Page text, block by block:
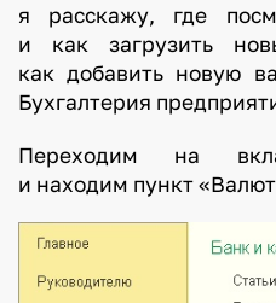
я расскажу, где
и как загрузить
как добавить новую
Бухгалтерия
Переходим на
и находим пункт